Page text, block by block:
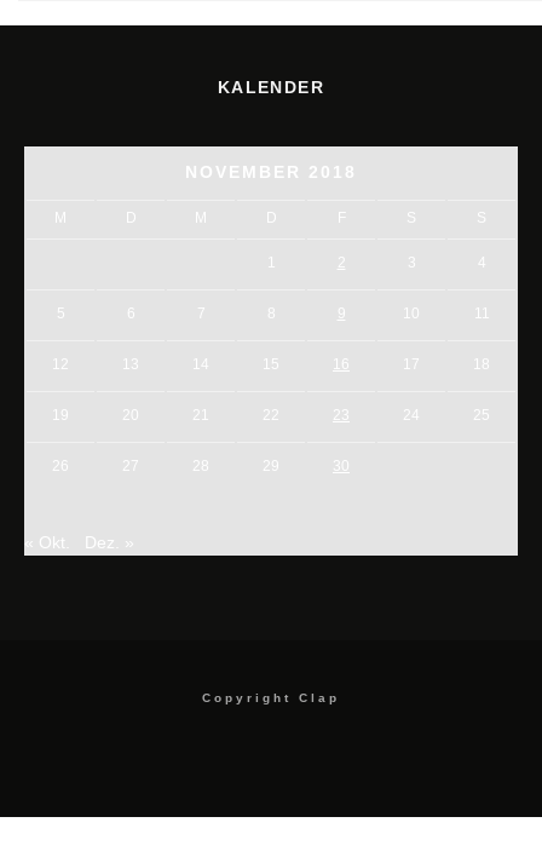
KALENDER
NOVEMBER 2018
M D M D F S S
1 2 3 4
5 6 7 8 9 10 11
12 13 14 15 16 17 18
19 20 21 22 23 24 25
26 27 28 29 30
« Okt. Dez. »
Copyright Clap